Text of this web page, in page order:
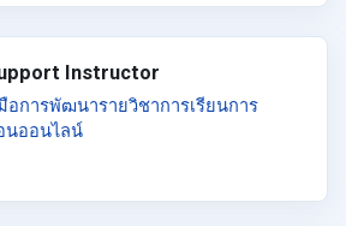
Instructor
อการพัฒนารายวิชาการเรียนการ
นออนไลน์